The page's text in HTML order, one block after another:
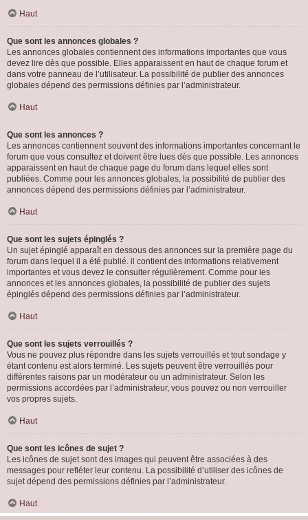
Haut
Que sont les annonces globales ?
Les annonces globales contiennent des informations importantes que vous
devez lire dès que possible. Elles apparaissent en haut de chaque forum et
dans votre panneau de l’utilisateur. La possibilité de publier des annonces
globales dépend des permissions définies par l’administrateur.
Haut
Que sont les annonces ?
Les annonces contiennent souvent des informations importantes concernant le
forum que vous consultez et doivent être lues dès que possible. Les annonces
apparaissent en haut de chaque page du forum dans lequel elles sont
publiées. Comme pour les annonces globales, la possibilité de publier des
annonces dépend des permissions définies par l’administrateur.
Haut
Que sont les sujets épinglés ?
Un sujet épinglé apparaît en dessous des annonces sur la première page du
forum dans lequel il a été publié. il contient des informations relativement
importantes et vous devez le consulter régulièrement. Comme pour les
annonces et les annonces globales, la possibilité de publier des sujets
épinglés dépend des permissions définies par l’administrateur.
Haut
Que sont les sujets verrouillés ?
Vous ne pouvez plus répondre dans les sujets verrouillés et tout sondage y
étant contenu est alors terminé. Les sujets peuvent être verrouillés pour
différentes raisons par un modérateur ou un administrateur. Selon les
permissions accordées par l’administrateur, vous pouvez ou non verrouiller
vos propres sujets.
Haut
Que sont les icônes de sujet ?
Les icônes de sujet sont des images qui peuvent être associées à des
messages pour refléter leur contenu. La possibilité d’utiliser des icônes de
sujet dépend des permissions définies par l’administrateur.
Haut